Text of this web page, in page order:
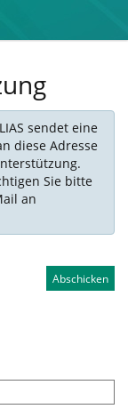
sendet eine
diese Adresse
Sie bitte
an
Abschicken